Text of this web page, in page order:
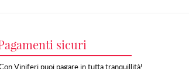
sicuri
Viniferi puoi pagare in tutta tranquillità!